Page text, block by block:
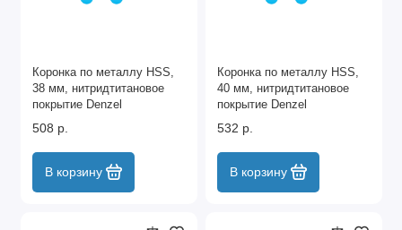
Коронка по металлу HSS,
38 мм, нитридтитановое
покрытие Denzel
508 р.
В корзину
Коронка по металлу HSS,
40 мм, нитридтитановое
покрытие Denzel
532 р.
В корзину